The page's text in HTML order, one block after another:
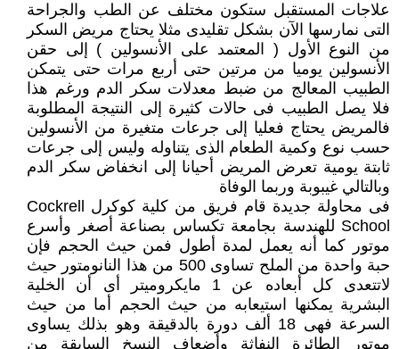
علاجات المستقبل ستكون مختلف عن الطب والجراحة
التى نمارسها الآن بشكل تقليدى مثلا يحتاج مريض السكر
من النوع الأول ( المعتمد على الأنسولين ) إلى حقن
الأنسولين يوميا من مرتين حتى أربع مرات حتى يتمكن
الطبيب المعالج من ضبط معدلات سكر الدم ورغم هذا
فلا يصل الطبيب فى حالات كثيرة إلى النتيجة المطلوبة
فالمريض يحتاج فعليا إلى جرعات متغيرة من الأنسولين
حسب نوع وكمية الطعام الذى يتناوله وليس إلى جرعات
ثابتة يومية تعرض المريض أحيانا إلى انخفاض سكر الدم
وبالتالي غيبوبة وربما الوفاة
فى محاولة جديدة قام فريق من كلية كوكرل Cockrell
School للهندسة بجامعة تكساس بصناعة أصغر وأسرع
موتور كما أنه يعمل لمدة أطول فمن حيث الحجم فإن
حبة واحدة من الملح تساوى 500 من هذا النانومتور حيث
لاتتعدى كل أبعاده عن 1 مايكروميتر أى أن الخلية
البشرية يمكنها استيعابه من حيث الحجم أما من حيث
السرعة فهى 18 ألف دورة بالدقيقة وهو بذلك يساوى
موتور الطائرة النفاثة وأضعاف النسخ السابقة من